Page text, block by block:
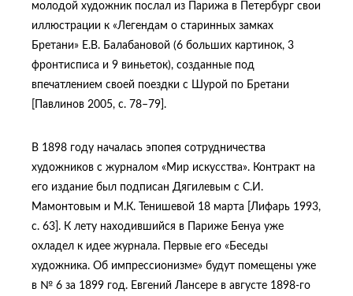
молодой художник послал из Парижа в Петербург свои
иллюстрации к «Легендам о старинных замках
Бретани» Е.В. Балабановой (6 больших картинок, 3
фронтисписа и 9 виньеток), созданные под
впечатлением своей поездки с Шурой по Бретани
[Павлинов 2005, с. 78–79].
В 1898 году началась эпопея сотрудничества
художников с журналом «Мир искусства». Контракт на
его издание был подписан Дягилевым с С.И.
Мамонтовым и М.К. Тенишевой 18 марта [Лифарь 1993,
с. 63]. К лету находившийся в Париже Бенуа уже
охладел к идее журнала. Первые его «Беседы
художника. Об импрессионизме» будут помещены уже
в № 6 за 1899 год. Евгений Лансере в августе 1898-го